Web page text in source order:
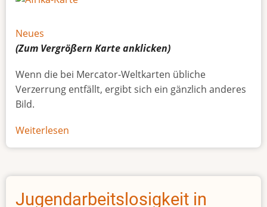
Neues
(Zum Vergrößern Karteanklicken)
Wenn die bei Mercator-Weltkarten übliche
Verzerrung entfällt, ergibt sich ein gänzlich anderes
Bild.
Weiterlesen
Afrikas
Größe
Jugendarbeitslosigkeit in